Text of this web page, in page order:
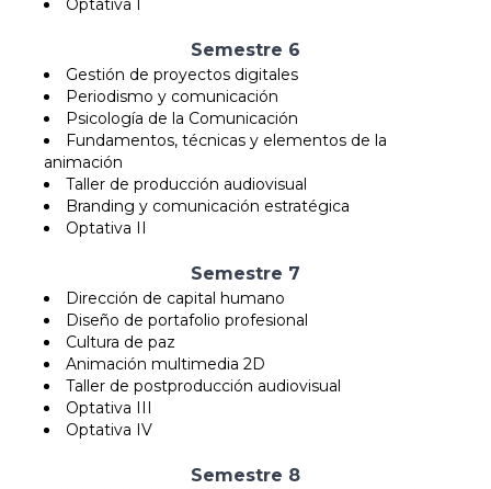
Optativa I
Semestre 6
Gestión de proyectos digitales
Periodismo y comunicación
Psicología de la Comunicación
Fundamentos, técnicas y elementos de la
animación
Taller de producción audiovisual
Branding y comunicación estratégica
Optativa II
Semestre 7
Dirección de capital humano
Diseño de portafolio profesional
Cultura de paz
Animación multimedia 2D
Taller de postproducción audiovisual
Optativa III
Optativa IV
Semestre 8